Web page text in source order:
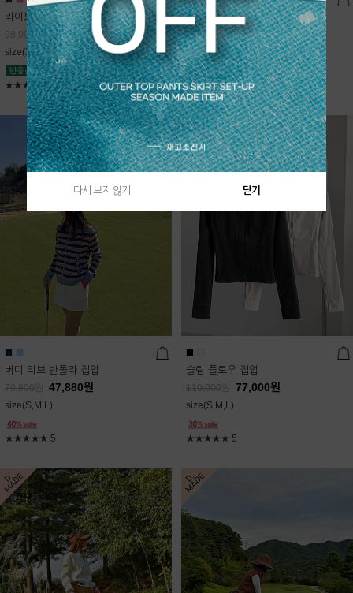
라이트데님 핀턱 스커트
98,000원 68,600원
size(XS,S,M,L)
★★★★★5
블룸 하이넥 니트집업
Sold Out
free(44~66)
★★★★★4.9
버디 리브 반폴라 집업
79,800 47,880원
size(S,M,L)
★★★★★ 5
슬림 플로우 집업
110,000 77,000원
size(S,M,L)
★★★★★ 5
다시 보지 않기 닫기